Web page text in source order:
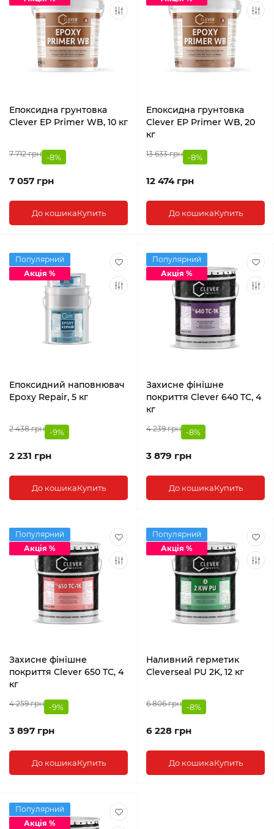
Епоксидна грунтовка
Clever EP Primer WB, 10 кг
7 712 грн -8%
7 057 грн
До кошикаКупить
Епоксидна грунтовка
Clever EP Primer WB, 20
кг
13 633 грн -8%
12 474 грн
До кошикаКупить
Популярний
Акція %
Епоксидний наповнювач
Epoxy Repair, 5 кг
2 438 грн -9%
2 231 грн
До кошикаКупить
Популярний
Акція %
Захисне фінішне
покриття Clever 640 TC, 4
кг
4 239 грн -8%
3 879 грн
До кошикаКупить
Популярний
Акція %
Захисне фінішне
покриття Clever 650 TC, 4
кг
4 259 грн -9%
3 897 грн
До кошикаКупить
Популярний
Акція %
Наливний герметик
Cleverseal PU 2K, 12 кг
6 806 грн -8%
6 228 грн
До кошикаКупить
Популярний
Акція %